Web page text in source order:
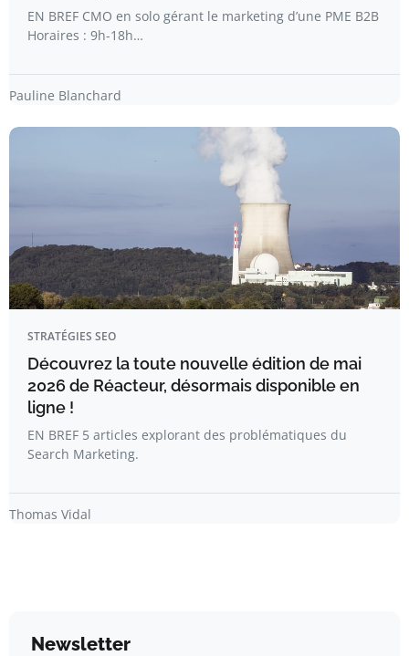
EN BREF CMO en solo gérant le marketing d’une PME B2B
Horaires : 9h-18h…
Pauline Blanchard
STRATÉGIES SEO
Découvrez la toute nouvelle édition de mai
2026 de Réacteur, désormais disponible en
ligne !
EN BREF 5 articles explorant des problématiques du
Search Marketing.
Thomas Vidal
Newsletter